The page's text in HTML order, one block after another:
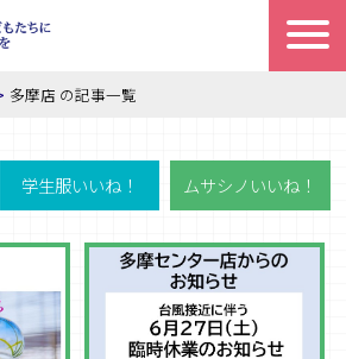
多摩店 の記事一覧
学生服いいね！ ムサシノいいね！